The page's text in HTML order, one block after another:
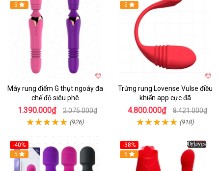
Hot
5
Máy rung điểm G thụt ngoáy đa
chế độ siêu phê
1.390.000₫ 2.075.000₫
(926)
Hot
5
Trứng rung Lovense Vulse điều
khiển app cực đã
4.800.000₫ 8.421.000₫
(918)
-40%
5
-38%
Hot
5